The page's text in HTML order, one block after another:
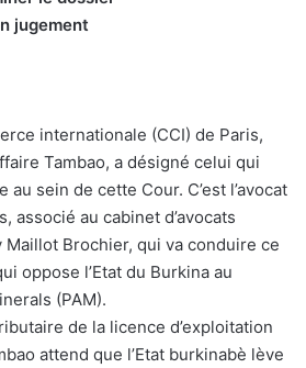
jugement
internationale (CCI) de Paris,
Tambao, a désigné celui qui
sein de cette Cour. C’est l’avocat
associé au cabinet d’avocats
Brochier, qui va conduire ce
oppose l’Etat du Burkina au
(PAM).
de la licence d’exploitation
attend que l’Etat burkinabè lève